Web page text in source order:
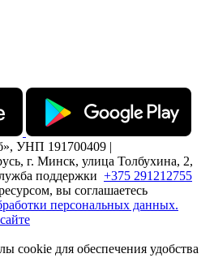
УНП 191700409 |
г. Минск, улица Толбухина, 2,
поддержки +375 291212755
вы соглашаетесь
персональных данных.
cookie для обеспечения удобства